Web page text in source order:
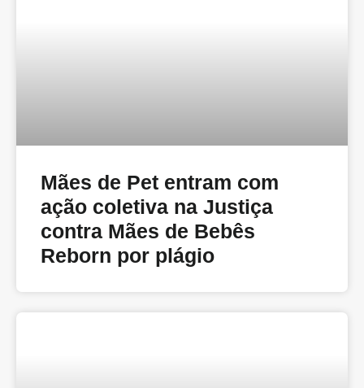
Mães de Pet entram com
ação coletiva na Justiça
contra Mães de Bebês
Reborn por plágio